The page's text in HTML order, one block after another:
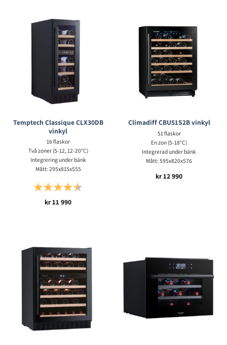
Temptech Classique CLX30DB
vinkyl
16 flaskor
Två zoner (5-12, 12-20°C)
Integrering under bänk
Mått: 295x815x555
Betyg:
kr11 990
Climadiff CBU51S2B vinkyl
51 flaskor
En zon (5-18°C)
Integrerad under bänk
Mått: 595x820x576
kr12 990